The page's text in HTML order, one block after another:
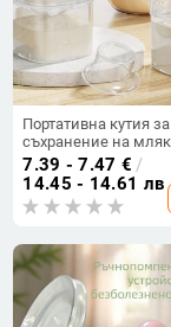
Портативна кутия за
съхранение на
прах и бебешка
отделения и
влагозащитени
7.39 - 7.47 € /
14.45 - 14.61 лв